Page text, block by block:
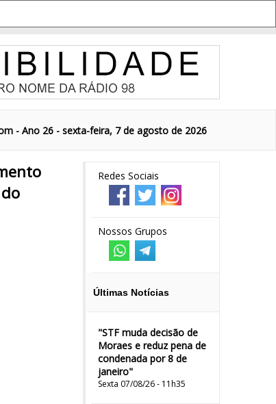
- Ano 26 - sexta-feira, 7 de agosto de 2026
Redes Sociais
Nossos Grupos
Últimas Notícias
"STF muda decisão de
Moraes e reduz pena de
condenada por 8 de
janeiro"
Sexta 07/08/26 - 11h35